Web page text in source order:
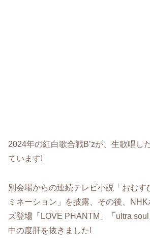
2024年の紅白歌合戦B’zが、生歌唱し
ています!
別会場からの連続テレビ小説「おむす
ミネーション」を披露、その後、
ズ登場「LOVE PHANTM」「ultra
中の度肝を抜きました!